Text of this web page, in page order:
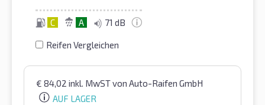
C A 71 dB
Reifen Vergleichen
€ 84,02 inkl. MwSTvon Auto-Raifen GmbH
AUF LAGER